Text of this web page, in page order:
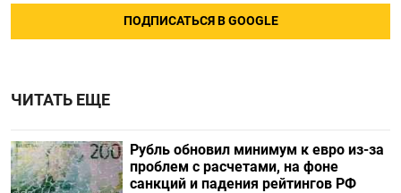
ПОДПИСАТЬСЯ В GOOGLE
ЧИТАТЬ ЕЩЕ
Рубль обновил минимум к евро из-за
проблем с расчетами, на фоне
санкций и падения рейтингов РФ